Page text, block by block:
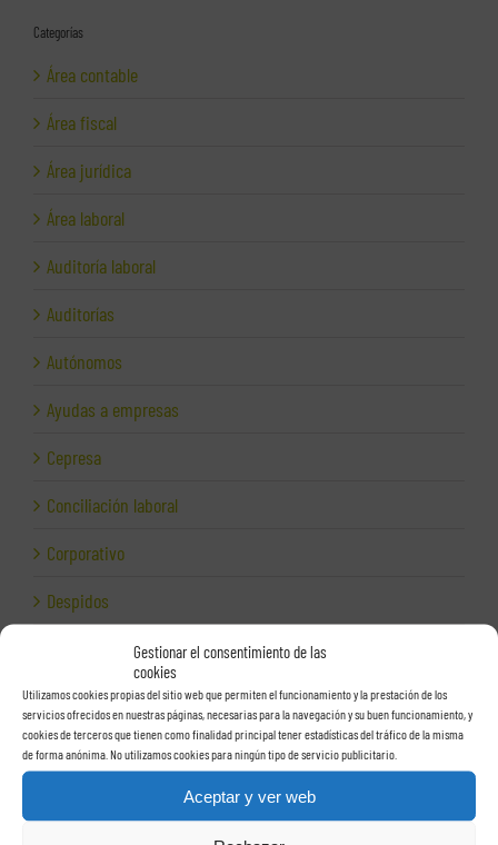
Gestionar el consentimiento de las
cookies
Utilizamos cookies propias del sitio web que permiten el funcionamiento y la prestación de los
servicios ofrecidos en nuestras páginas, necesarias para la navegación y su buen funcionamiento, y
cookies de terceros que tienen como finalidad principal tener estadísticas del tráfico de la misma
de forma anónima. No utilizamos cookies para ningún tipo de servicio publicitario.
Aceptar y ver web
Categorías
Área contable
Área fiscal
Área jurídica
Área laboral
Auditoría laboral
Auditorías
Autónomos
Ayudas a empresas
Cepresa
Conciliación laboral
Corporativo
Despidos
Dirección financiera
Empresas e Internet
Exportación